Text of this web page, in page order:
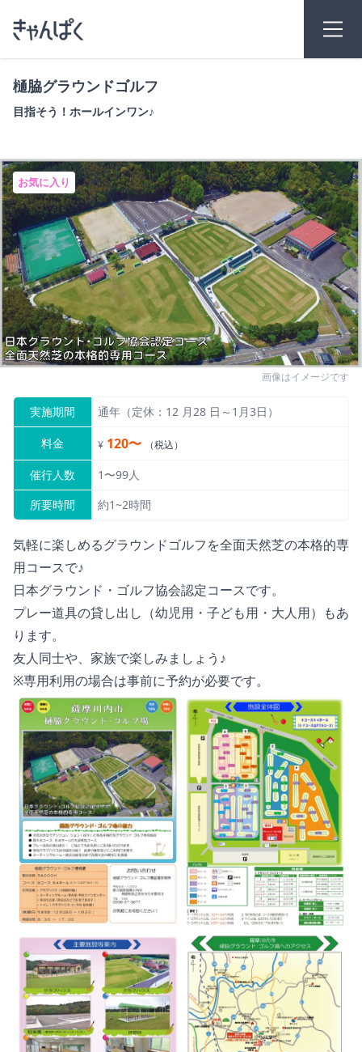
樋脇グラウンドゴルフ
目指そう！ホールインワン♪
画像はイメージです
お気に入り
実施期間 通年（定休：12 月28 日～1月3日）
料金 ¥ 120〜 （税込）
催行人数
1〜99人
所要時間
約1~2時間
気軽に楽しめるグラウンドゴルフを全面天然芝の本格的専
用コースで♪
日本グラウンド・ゴルフ協会認定コースです。
プレー道具の貸し出し（幼児用・子ども用・大人用）もあ
ります。
友人同士や、家族で楽しみましょう♪
※専用利用の場合は事前に予約が必要です。